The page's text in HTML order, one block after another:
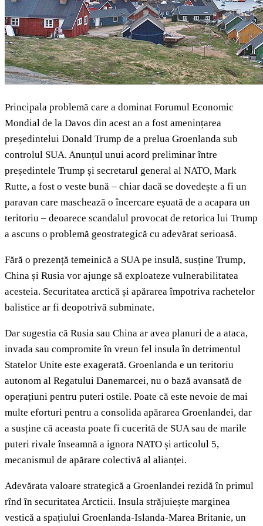
Principala problemă care a dominat Forumul Economic
Mondial de la Davos din acest an a fost amenințarea
președintelui Donald Trump de a prelua Groenlanda sub
controlul SUA. Anunțul unui acord preliminar între
președintele Trump și secretarul general al NATO, Mark
Rutte, a fost o veste bună – chiar dacă se dovedește a fi un
paravan care maschează o încercare eșuată de a acapara un
teritoriu – deoarece scandalul provocat de retorica lui Trump
a ascuns o problemă geostrategică cu adevărat serioasă.
Fără o prezență temeinică a SUA pe insulă, susține Trump,
China și Rusia vor ajunge să exploateze vulnerabilitatea
acesteia. Securitatea arctică și apărarea împotriva rachetelor
balistice ar fi deopotrivă subminate.
Dar sugestia că Rusia sau China ar avea planuri de a ataca,
invada sau compromite în vreun fel insula în detrimentul
Statelor Unite este exagerată. Groenlanda e un teritoriu
autonom al Regatului Danemarcei, nu o bază avansată de
operațiuni pentru puteri ostile. Poate că este nevoie de mai
multe eforturi pentru a consolida apărarea Groenlandei, dar
a susține că aceasta poate fi cucerită de SUA sau de marile
puteri rivale înseamnă a ignora NATO și articolul 5,
mecanismul de apărare colectivă al alianței.
Adevărata valoare strategică a Groenlandei rezidă în primul
rînd în securitatea Arcticii. Insula străjuiește marginea
vestică a spațiului Groenlanda-Islanda-Marea Britanie, un